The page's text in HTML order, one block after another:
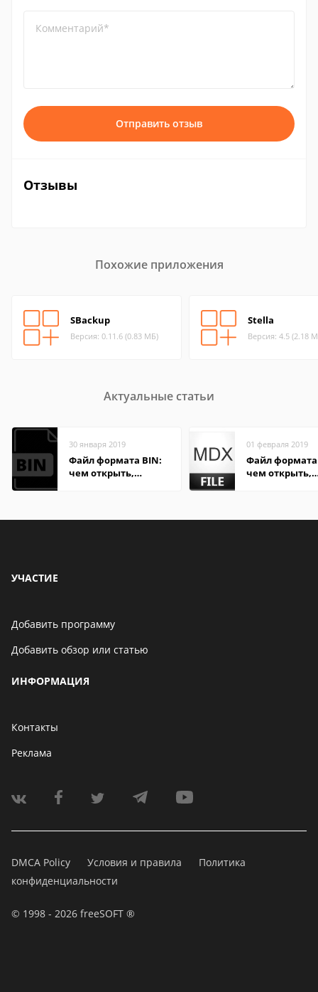
Комментарий*
Отправить отзыв
Отзывы
Похожие приложения
SBackup
Версия: 0.11.6 (0.83 МБ)
Stella
Версия: 4.5 (2.18
Актуальные статьи
30 января 2019
Файл формата BIN:
чем открыть,
01 февраля 2019
Файл формата
чем открыть,
УЧАСТИЕ
Добавить программу
Добавить обзор или статью
ИНФОРМАЦИЯ
Контакты
Реклама
DMCA Policy Условия и правила
Политика
конфиденциальности
© 1998 - 2026 freeSOFT ®